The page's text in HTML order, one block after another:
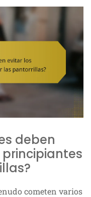
deben
cometen varios